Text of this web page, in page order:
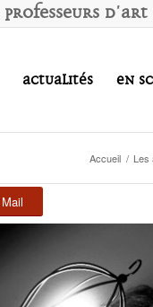
Professeurs d'Art
Actualités En
Accueil / Les
Mail